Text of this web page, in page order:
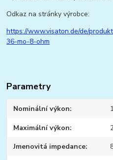
Odkaz na stránky výrobce:
https://www.visaton.de/de/
36-mo-8-ohm
Parametry
Nominální výkon
Maximální výkon
Jmenovitá impedance